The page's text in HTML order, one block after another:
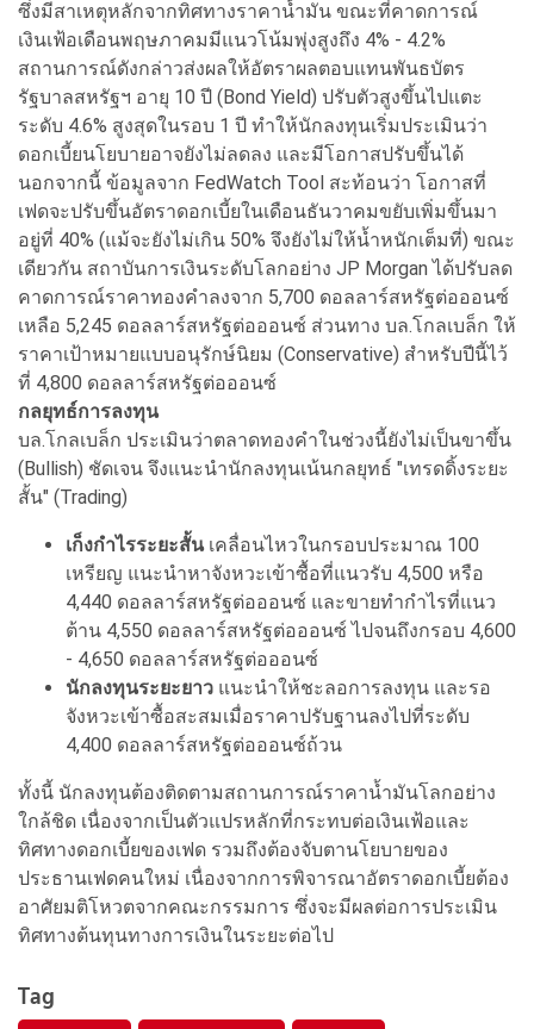
ซึ่งมีสาเหตุหลักจากทิศทางราคาน้ำมัน ขณะที่คาดการณ์
เงินเฟ้อเดือนพฤษภาคมมีแนวโน้มพุ่งสูงถึง 4% - 4.2%
สถานการณ์ดังกล่าวส่งผลให้อัตราผลตอบแทนพันธบัตร
รัฐบาลสหรัฐฯ อายุ 10 ปี (Bond Yield) ปรับตัวสูงขึ้นไปแตะ
ระดับ 4.6% สูงสุดในรอบ 1 ปี ทำให้นักลงทุนเริ่มประเมินว่า
ดอกเบี้ยนโยบายอาจยังไม่ลดลง และมีโอกาสปรับขึ้นได้
นอกจากนี้ ข้อมูลจาก FedWatch Tool สะท้อนว่า โอกาสที่
เฟดจะปรับขึ้นอัตราดอกเบี้ยในเดือนธันวาคมขยับเพิ่มขึ้นมา
อยู่ที่ 40% (แม้จะยังไม่เกิน 50% จึงยังไม่ให้น้ำหนักเต็มที่) ขณะ
เดียวกัน สถาบันการเงินระดับโลกอย่าง JP Morgan ได้ปรับลด
คาดการณ์ราคาทองคำลงจาก 5,700 ดอลลาร์สหรัฐต่อออนซ์
เหลือ 5,245 ดอลลาร์สหรัฐต่อออนซ์ ส่วนทาง บล.โกลเบล็ก ให้
ราคาเป้าหมายแบบอนุรักษ์นิยม (Conservative) สำหรับปีนี้ไว้
ที่ 4,800 ดอลลาร์สหรัฐต่อออนซ์
กลยุทธ์การลงทุน
บล.โกลเบล็ก ประเมินว่าตลาดทองคำในช่วงนี้ยังไม่เป็นขาขึ้น
(Bullish) ชัดเจน จึงแนะนำนักลงทุนเน้นกลยุทธ์ "เทรดดิ้งระยะ
สั้น" (Trading)
เก็งกำไรระยะสั้นเคลื่อนไหวในกรอบประมาณ 100
เหรียญ แนะนำหาจังหวะเข้าซื้อที่แนวรับ 4,500 หรือ
4,440 ดอลลาร์สหรัฐต่อออนซ์ และขายทำกำไรที่แนว
ต้าน 4,550 ดอลลาร์สหรัฐต่อออนซ์ ไปจนถึงกรอบ 4,600
- 4,650 ดอลลาร์สหรัฐต่อออนซ์
นักลงทุนระยะยาว แนะนำให้ชะลอการลงทุน และรอ
จังหวะเข้าซื้อสะสมเมื่อราคาปรับฐานลงไปที่ระดับ
4,400 ดอลลาร์สหรัฐต่อออนซ์ถ้วน
ทั้งนี้ นักลงทุนต้องติดตามสถานการณ์ราคาน้ำมันโลกอย่าง
ใกล้ชิด เนื่องจากเป็นตัวแปรหลักที่กระทบต่อเงินเฟ้อและ
ทิศทางดอกเบี้ยของเฟด รวมถึงต้องจับตานโยบายของ
ประธานเฟดคนใหม่ เนื่องจากการพิจารณาอัตราดอกเบี้ยต้อง
อาศัยมติโหวตจากคณะกรรมการ ซึ่งจะมีผลต่อการประเมิน
ทิศทางต้นทุนทางการเงินในระยะต่อไป
Tag